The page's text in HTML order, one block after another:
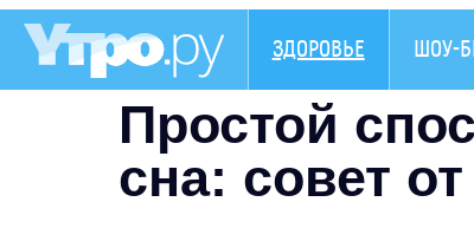
ЗДОРОВЬЕ ШОУ-
Простой
сна: совет